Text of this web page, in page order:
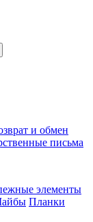
и обмен
письма
элементы
Планки